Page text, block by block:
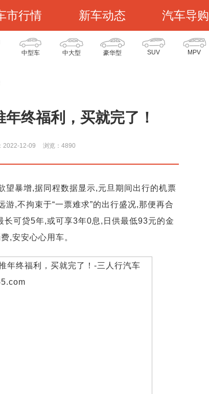
市行情 新车动态 汽车导购
中型车 中大型 豪华型 SUV MPV
终福利，买就完了！
2022-12-09 浏览：4890
望暴增,据同程数据显示,元旦期间出行的机票
,不拘束于“一票难求”的出行盛况,那便再合
可贷5年,或可享3年0息,日供最低93元的金
,安安心心用车。